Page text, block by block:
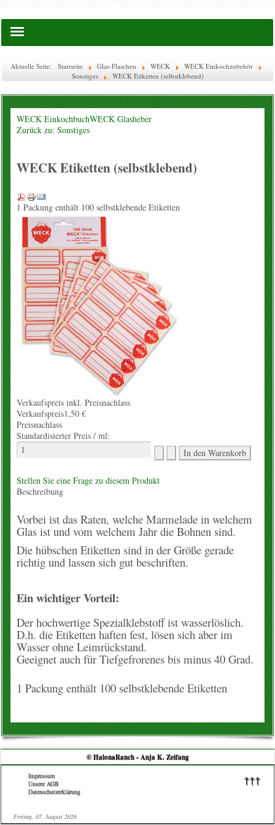
Startseite
Lies doch mal ...
Glas-Flaschen
WECK
Ätherische Öle
Konto
Warenkorb
Über uns
unsere Angebote
Wissenslexikon
Kontakt
Blogartikel
Aktuelle Seite: Startseite Glas-Flaschen WECK
WECK Einkochzubehör
Sonstiges
WECK Etiketten (selbstklebend)
WECK EinkochbuchWECK Glasheber
Zurück zu: Sonstiges
WECK Etiketten (selbstklebend)
1 Packung enthält 100 selbstklebende Etiketten
Verkaufspreis inkl. Preisnachlass
Verkaufspreis1,50 €
Preisnachlass
Standardisierter Preis / ml:
Stellen Sie eine Frage zu diesem Produkt
Beschreibung
Vorbei ist das Raten, welche Marmelade in welchem
Glas ist und vom welchem Jahr die Bohnen sind.
Die hübschen Etiketten sind in der Größe gerade
richtig und lassen sich gut beschriften.
Ein wichtiger Vorteil:
Der hochwertige Spezialklebstoff ist wasserlöslich.
D.h. die Etiketten haften fest, lösen sich aber im
Wasser ohne Leimrückstand.
Geeignet auch für Tiefgefrorenes bis minus 40 Grad.
1 Packung enthält 100 selbstklebende Etiketten
© HalonaRanch - Anja K. Zeifang
↑↑↑
Impressum
Unsere AGB
Datenschutzerklärung
Freitag, 07. August 2026